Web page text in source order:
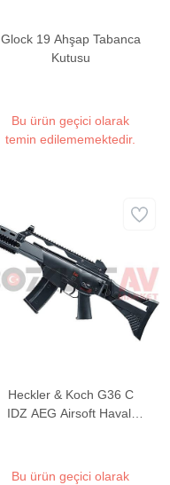
Glock 19 Ahşap Tabanca
Kutusu
Bu ürün geçici olarak
temin edilememektedir.
Heckler & Koch G36 C
IDZ AEG Airsoft Havalı
Bu ürün geçici olarak